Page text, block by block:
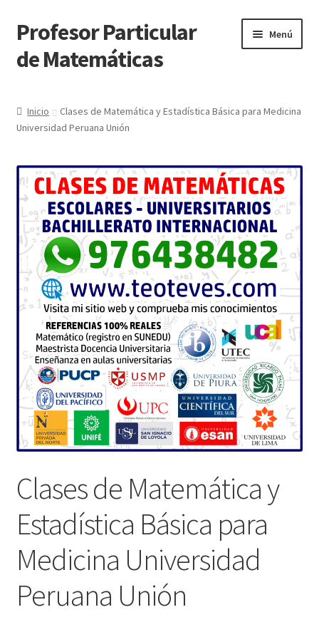
Ir
a
la
Ir
al
contenido
Profesor Particular
de Matemáticas
Menú
Tienda de Matemáticas 100% GRATIS
Inicio
Clases de Matemática y Estadística Básica para Medicina
Universidad Peruana Unión
Clases de Matemática y
Estadística Básica para
Medicina Universidad
Peruana Unión